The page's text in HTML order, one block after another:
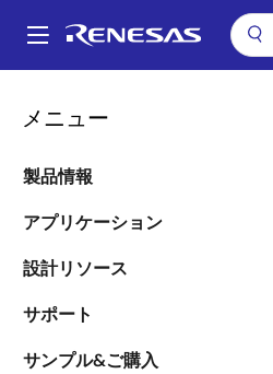
ン
Main
メニュー
製品情報
アプリケーション
設計リソース
サポート
サンプル&ご購入
パ
ン
く
ず